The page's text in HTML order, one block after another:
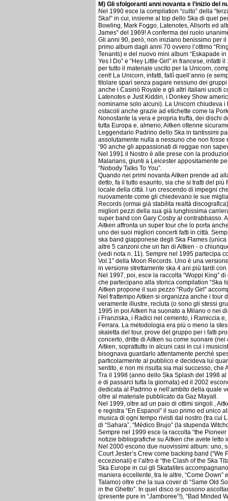
M) Gli sfolgoranti anni novanta e l’inizio del
Nel 1990 esce la compilation “culto” della
Ska!” in cui, insieme al top dello Ska di quel
Bowling, Mark Foggo, Latenotes, Allsorts ed
James” del 1969! A conferma del ruolo
Gli anni 90, però, non iniziano benissimo per
primo album dagli anni 70 ovvero l’ottimo
Tenants) e del nuovo mini album “Eskapade
Yes I Do” e “Hey Little Girl” in francese, infatti
per tutto il materiale uscito per la Unicorn,
cent! La Unicorn, infatti, fallì quell’anno (e
titolare sparì senza pagare nessuno dei
anche i Casinò Royale e gli altri italiani usciti
Latenotes e Just Kiddin, i Donkey Show
nominarne solo alcuni). La Unicorn chiudeva
ostacoli anche grazie ad etichette come la
Nonostante la vera e propria truffa, dei dischi
tutta Europa e, almeno, Aitken ottenne
Leggendario Padrino dello Ska in tantissimi
assolutamente nulla a nessuno che non
‘90 anche gli appassionati di reggae non
Nel 1991 il Nostro è alle prese con la
Malarians, giunti a Leicester appositamente
“Nobody Talks To You”.
Quando nei primi novanta Aitken prende ad
detto, fa il tutto esaurito, sia che si tratti del
locale della città. I un crescendo di impegni
nuovamente come gli chiedevano le sue
Records (ormai già stabilita realtà
migliori pezzi della sua già lunghissima
super band con Gary Cosby al contrabbasso.
Aitken affronta un super tour che lo porta
uno dei suoi migliori concerti fatti in città.
ska band giapponese degli Ska Flames
altre 5 canzoni che un fan di Aitken - o
(vedi nota n. 11). Sempre nel 1995 partecipa
Vol.1” della Moon Records. Uno è una
in versione strettamente ska 4 ani più tardi
Nel 1997, poi, esce la raccolta “Woppi King”
che partecipano alla storica compilation “Ska
Aitken propone il suo pezzo “Rudy Girl”
Nel frattempo Aitken si organizza anche i tour
veramente illustre, recluta (o sono gli stessi
1995 in poi Aitken ha suonato a Milano o nei
i Franziska, i Radici nel cemento, i Ramiccia
Ferrara. La metodologia era più o meno la
skaletta del tour, prove del gruppo per i fatti
concerto, dritte di Aitken su come suonare
Aitken, soprattutto in alcuni casi in cui i
bisognava guardarlo attentamente perché
particolarmente al pubblico e decideva lui
sentito, e non mi risulta sia mai successo, che
Tra il 1998 (anno dello Ska Splash del 1998
e di passarci tutta la giornata) ed il 2002
dedicata al Padrino e nell’ambito della quale
oltre al materiale pubblicato da Gaz Mayall.
Nel 1999, oltre ad un paio di ottimi singoli ,
e registra “En Espanol” il suo primo ed unico
musica di ogni tempo rivisti dal nostro (tra cui
di “Sahara”, “Médico Brujo” (la stupenda
Sempre nel 1999 esce la raccolta “the
notizie bibliografiche su Aitken che avete letto
Nel 2000 escono due nuovissimi album: uno,
Court Jester’s Crew come backing band (“We
eccezionali) e l’altro è “the Clash of the Ska
Ska Europe in cui gli Skatalites
maniera eccellente, tra le altre, “Come Down”
Talamo) oltre che la sua cover di “Same Old
in the Ghetto”. In quel disco si possono
(presente pure in “Jamboree”!), “Bad Minded